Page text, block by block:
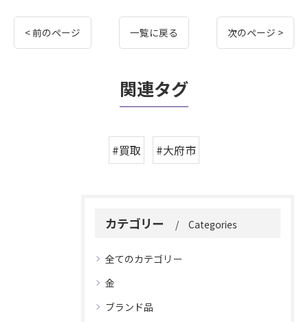
< 前のページ 一覧に戻る 次のページ >
関連タグ
#買取 #大府市
カテゴリー Categories
全てのカテゴリー
金
ブランド品